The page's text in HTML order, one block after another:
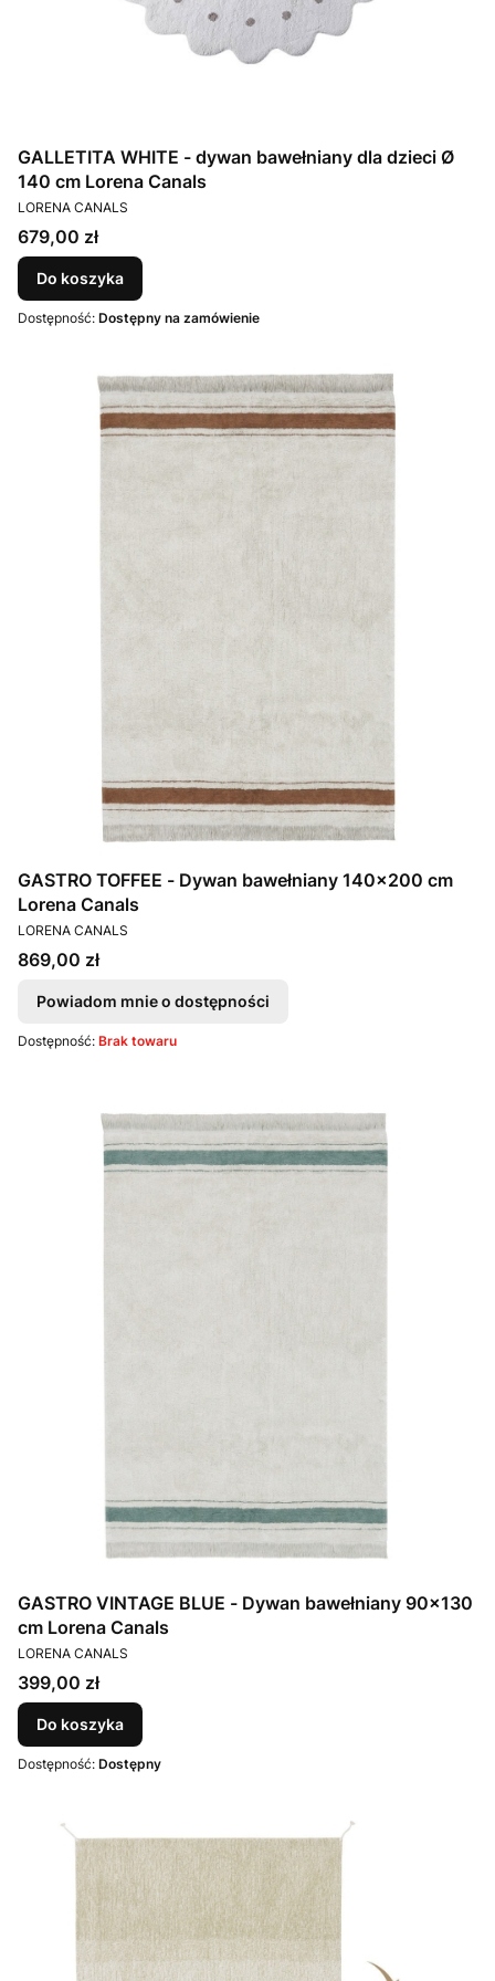
GALLETITA WHITE - dywan bawełniany dla dzieci Ø
140 cm Lorena Canals
PRODUCENT
LORENA CANALS
Cena
679,00 zł
Do koszyka
Dostępność: Dostępny na zamówienie
GASTRO TOFFEE - Dywan bawełniany 140x200 cm
Lorena Canals
PRODUCENT
LORENA CANALS
Cena
869,00 zł
Powiadom mnie o dostępności
Dostępność: Brak towaru
GASTRO VINTAGE BLUE - Dywan bawełniany 90x130
cm Lorena Canals
PRODUCENT
LORENA CANALS
Cena
399,00 zł
Do koszyka
Dostępność: Dostępny